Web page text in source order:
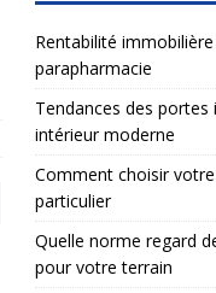
Rentabilité
parapharmacie
Tendances des
intérieur moderne
Comment choisir
particulier
Quelle norme regard
pour votre terrain